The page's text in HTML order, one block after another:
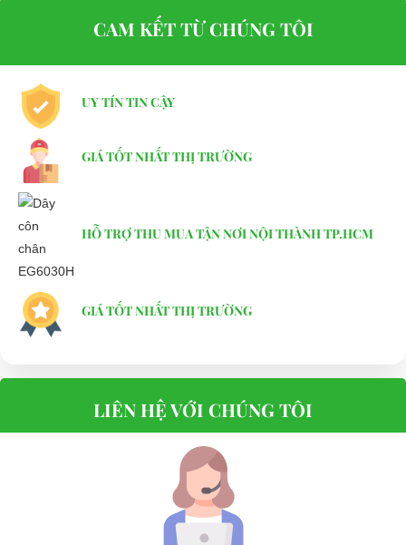
CAM KẾT TỪ CHÚNG TÔI
UY TÍN TIN CẬY
GIÁ TỐT NHẤT THỊ TRƯỜNG
HỖ TRỢ THU MUA TẬN NƠI NỘI THÀNH TP.HCM
GIÁ TỐT NHẤT THỊ TRƯỜNG
LIÊN HỆ VỚI CHÚNG TÔI